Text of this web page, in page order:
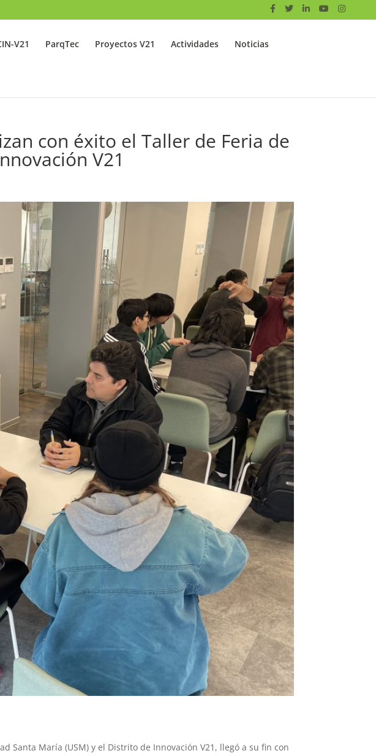
V21 ParqTec Proyectos V21 Actividades Noticias
con éxito el Taller de Feria de
V21
Santa María (USM) y el Distrito de Innovación V21, llegó a su fin con